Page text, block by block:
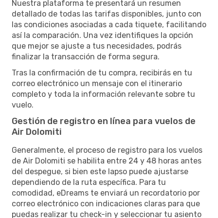
Nuestra plataforma te presentará un resumen
detallado de todas las tarifas disponibles, junto con
las condiciones asociadas a cada tiquete, facilitando
así la comparación. Una vez identifiques la opción
que mejor se ajuste a tus necesidades, podrás
finalizar la transacción de forma segura.
Tras la confirmación de tu compra, recibirás en tu
correo electrónico un mensaje con el itinerario
completo y toda la información relevante sobre tu
vuelo.
Gestión de registro en línea para vuelos de
Air Dolomiti
Generalmente, el proceso de registro para los vuelos
de Air Dolomiti se habilita entre 24 y 48 horas antes
del despegue, si bien este lapso puede ajustarse
dependiendo de la ruta específica. Para tu
comodidad, eDreams te enviará un recordatorio por
correo electrónico con indicaciones claras para que
puedas realizar tu check-in y seleccionar tu asiento